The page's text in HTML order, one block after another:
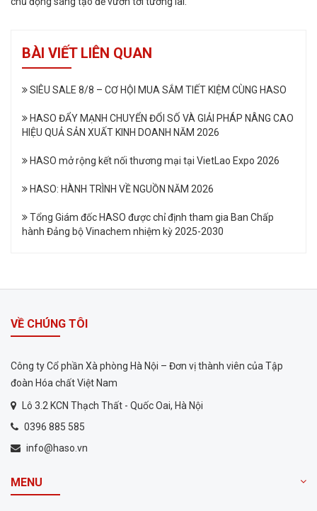
BÀI VIẾT LIÊN QUAN
SIÊU SALE 8/8 – CƠ HỘI MUA SẮM TIẾT KIỆM CÙNG HASO
HASO ĐẨY MẠNH CHUYỂN ĐỔI SỐ VÀ GIẢI PHÁP NÂNG CAO
HIỆU QUẢ SẢN XUẤT KINH DOANH NĂM 2026
HASO mở rộng kết nối thương mại tại VietLao Expo 2026
HASO: HÀNH TRÌNH VỀ NGUỒN NĂM 2026
Tổng Giám đốc HASO được chỉ định tham gia Ban Chấp
hành Đảng bộ Vinachem nhiệm kỳ 2025-2030
VỀ CHÚNG TÔI
Công ty Cổ phần Xà phòng Hà Nội – Đơn vị thành viên của Tập
đoàn Hóa chất Việt Nam
Lô 3.2 KCN Thạch Thất - Quốc Oai, Hà Nội
0396 885 585
info@haso.vn
MENU